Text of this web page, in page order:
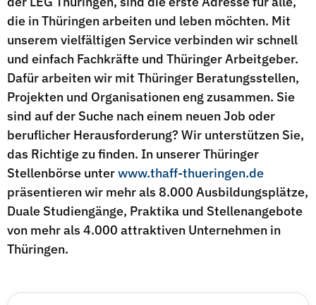
die in Thüringen arbeiten und leben möchten. Mit
unserem vielfältigen Service verbinden wir schnell
und einfach Fachkräfte und Thüringer Arbeitgeber.
Dafür arbeiten wir mit Thüringer Beratungsstellen,
Projekten und Organisationen eng zusammen. Sie
sind auf der Suche nach einem neuen Job oder
beruflicher Herausforderung? Wir unterstützen Sie,
das Richtige zu finden. In unserer Thüringer
Stellenbörse unterwww.thaff-thueringen.de
präsentieren wir mehr als 8.000 Ausbildungsplätze,
Duale Studiengänge, Praktika und Stellenangebote
von mehr als 4.000 attraktiven Unternehmen in
Thüringen.